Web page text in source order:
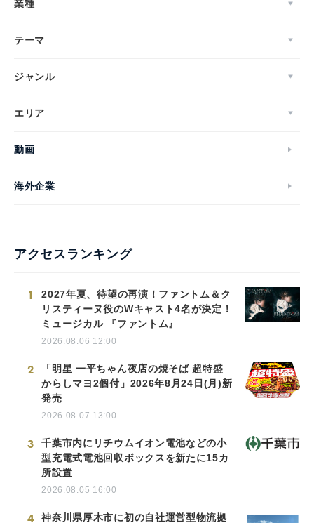
業種
テーマ
ジャンル
エリア
動画
海外企業
アクセスランキング
1
2027年夏、待望の再演！ファントム＆ク
リスティーヌ役のWキャスト4名が決定！
ミュージカル 『ファントム』
2026.08.06 12:00
2
「明星 一平ちゃん夜店の焼そば 超特盛
からしマヨ2個付」2026年8月24日(月)新
発売
2026.08.07 13:00
3
千葉市内にリチウムイオン電池などの小
型充電式電池回収ボックスを新たに15カ
所設置
2026.08.05 16:00
4 神奈川県厚木市に初の自社運営型物流拠